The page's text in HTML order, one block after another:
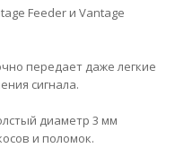
Feeder и Vantage
передает даже легкие
сигнала.
диаметр 3 мм
и поломок.